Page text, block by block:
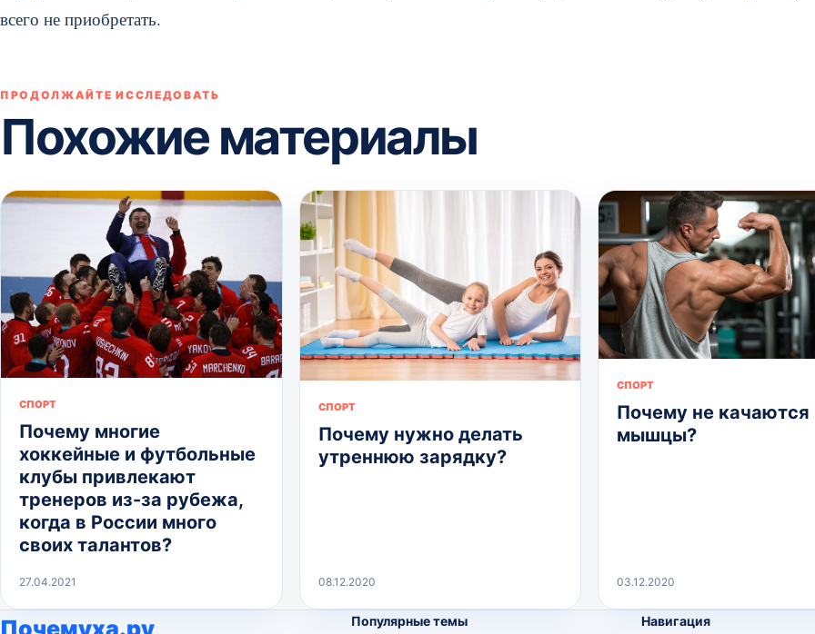
всего не приобретать.
ПРОДОЛЖАЙТЕ ИССЛЕДОВАТЬ
Похожие материалы
СПОРТ
Почему многие
хоккейные и футбольные
клубы привлекают
тренеров из-за рубежа,
когда в России много
своих талантов?
27.04.2021
СПОРТ
Почему нужно делать
утреннюю зарядку?
08.12.2020
СПОРТ
Почему не качаются
мышцы?
03.12.2020
Почемуха.ру Популярные темы Навигация